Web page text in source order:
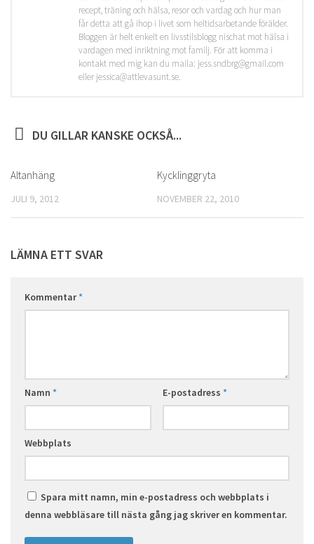
recept, träning och hälsa, resor och vardag och hur man
får detta att gå ihop i livet som heltidsarbetande förälder.
Bloggen är helt enkelt en livsstilsblogg nischat mot hälsa i
vardagen med inriktning mot familj. För att komma i
kontakt med mig kan du maila: jess.sndbrg@gmail.com
eller jessica@attlevasunt.se.
DU GILLAR KANSKE OCKSÅ...
Altanhäng
JULI 9, 2012
Kycklinggryta
NOVEMBER 22, 2010
LÄMNA ETT SVAR
Kommentar*
Namn * E-postadress *
Webbplats
Spara mitt namn, min e-postadress och webbplats i
denna webbläsare till nästa gång jag skriver en kommentar.